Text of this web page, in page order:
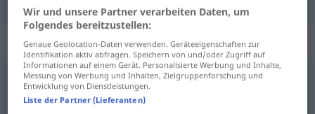
Beispielsätze für "od"
odkdáj
seitwann
Wir und unsere Partner verarbeiten Daten, um
Folgendes bereitzustellen:
Genaue Geolocation-Daten verwenden. Geräteeigenschaften zur
Identifikation aktiv abfragen. Speichern von und/oder Zugriff auf
Informationen auf einem Gerät. Personalisierte Werbung und Inhalte,
Messung von Werbung und Inhalten, Zielgruppenforschung und
Entwicklung von Dienstleistungen.
Liste der Partner (Lieferanten)